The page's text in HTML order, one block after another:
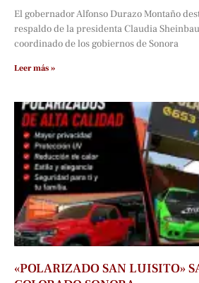
El gobernador Alfonso Durazo Montaño
respaldo de la presidenta Claudia
coordinado de los gobiernos de Sonora
Leer más »
«POLARIZADO SAN LUISITO»